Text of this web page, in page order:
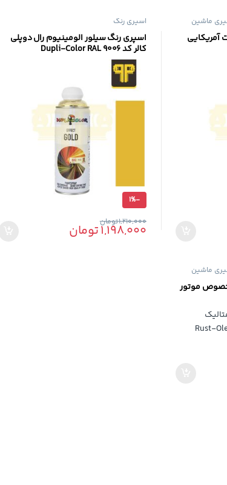
ماشین اسپری رنگ
اسپری رنگ سیلور الومینیوم رال دوپلی
کالر کد Dupli-Color RAL 9006
-
1%
1,198,000تومان 1,210,000تومان
ماشین
موتور